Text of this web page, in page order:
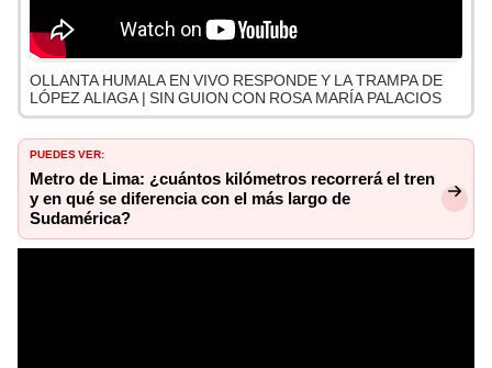
OLLANTA HUMALA EN VIVO RESPONDE Y LA TRAMPA DE
LÓPEZ ALIAGA | SIN GUION CON ROSA MARÍA PALACIOS
PUEDES VER:
Metro de Lima: ¿cuántos kilómetros recorrerá el tren
y en qué se diferencia con el más largo de
Sudamérica?